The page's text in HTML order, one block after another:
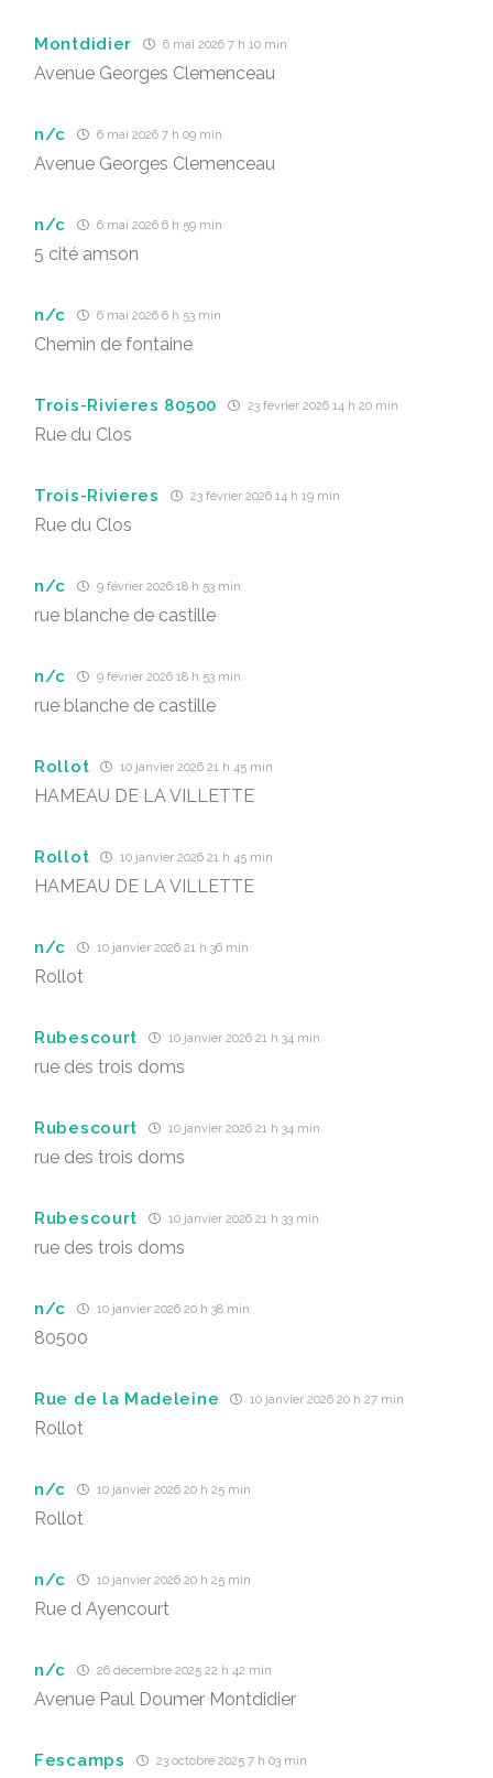
Montdidier 6 mai 2026 7 h 10 min
Avenue Georges Clemenceau
n/c 6 mai 2026 7 h 09 min
Avenue Georges Clemenceau
n/c 6 mai 2026 6 h 59 min
5 cité amson
n/c 6 mai 2026 6 h 53 min
Chemin de fontaine
Trois-Rivieres 80500 23 février 2026 14 h 20 min
Rue du Clos
Trois-Rivieres 23 février 2026 14 h 19 min
Rue du Clos
n/c 9 février 2026 18 h 53 min
rue blanche de castille
n/c 9 février 2026 18 h 53 min
rue blanche de castille
Rollot 10 janvier 2026 21 h 45 min
HAMEAU DE LA VILLETTE
Rollot 10 janvier 2026 21 h 45 min
HAMEAU DE LA VILLETTE
n/c 10 janvier 2026 21 h 36 min
Rollot
Rubescourt 10 janvier 2026 21 h 34 min
rue des trois doms
Rubescourt 10 janvier 2026 21 h 34 min
rue des trois doms
Rubescourt 10 janvier 2026 21 h 33 min
rue des trois doms
n/c 10 janvier 2026 20 h 38 min
80500
Rue de la Madeleine 10 janvier 2026 20 h 27 min
Rollot
n/c 10 janvier 2026 20 h 25 min
Rollot
n/c 10 janvier 2026 20 h 25 min
Rue d Ayencourt
n/c 26 décembre 2025 22 h 42 min
Avenue Paul Doumer Montdidier
Fescamps 23 octobre 2025 7 h 03 min